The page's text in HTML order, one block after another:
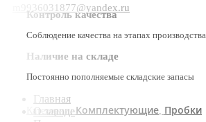
m9936031877@yandex.ru
Главная
О заводе
Контроль качества
Соблюдение качества на этапах производства
Наличие на складе
Постоянно пополняемые складские запасы
Категории:Комплектующие Пробки